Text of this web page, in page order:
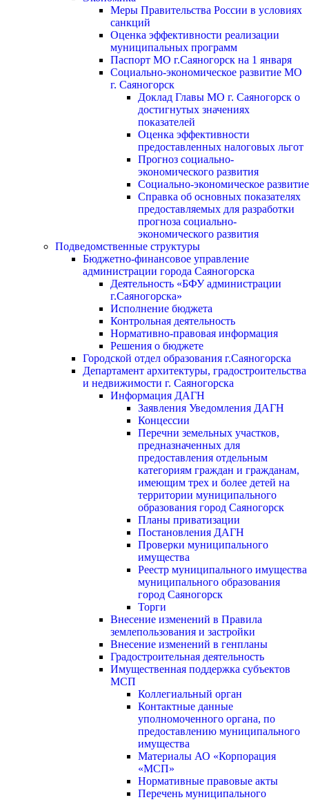
Меры Правительства России в условиях
санкций
Оценка эффективности реализации
муниципальных программ
Паспорт МО г.Саяногорск на 1 января
Социально-экономическое развитие МО
г. Саяногорск
Доклад Главы МО г. Саяногорск о
достигнутых значениях
показателей
Оценка эффективности
предоставленных налоговых льгот
Прогноз социально-
экономического развития
Социально-экономическое развитие
Справка об основных показателях
предоставляемых для разработки
прогноза социально-
экономического развития
Подведомственные структуры
Бюджетно-финансовое управление
администрации города Саяногорска
Деятельность «БФУ администрации
г.Саяногорска»
Исполнение бюджета
Контрольная деятельность
Нормативно-правовая информация
Решения о бюджете
Городской отдел образования г.Саяногорска
Департамент архитектуры, градостроительства
и недвижимости г. Саяногорска
Информация ДАГН
Заявления Уведомления ДАГН
Концессии
Перечни земельных участков,
предназначенных для
предоставления отдельным
категориям граждан и гражданам,
имеющим трех и более детей на
территории муниципального
образования город Саяногорск
Планы приватизации
Постановления ДАГН
Проверки муниципального
имущества
Реестр муниципального имущества
муниципального образования
город Саяногорск
Торги
Внесение изменений в Правила
землепользования и застройки
Внесение изменений в генпланы
Градостроительная деятельность
Имущественная поддержка субъектов
МСП
Коллегиальный орган
Контактные данные
уполномоченного органа, по
предоставлению муниципального
имущества
Материалы АО «Корпорация
«МСП»
Нормативные правовые акты
Перечень муниципального